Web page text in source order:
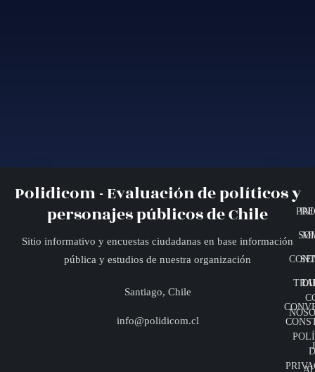
Polidicom - Evaluación de políticos y
personajes públicos de Chile
Sitio informativo y encuestas ciudadanas en base información
pública y estudios de nuestra organización
Santiago, Chile
info@polidicom.cl